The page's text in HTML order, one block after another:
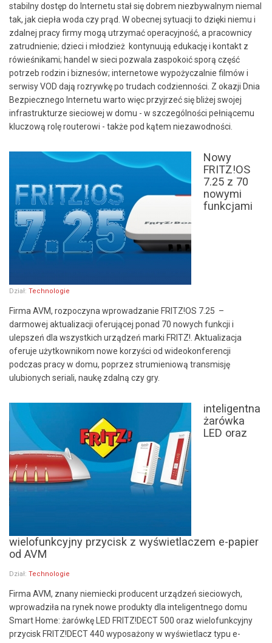
stabilny dostęp do Internetu stał się dobrem niezbywalnym niemal
tak, jak ciepła woda czy prąd. W obecnej sytuacji to dzięki niemu i
zdalnej pracy firmy mogą utrzymać operacyjność, a pracownicy
zatrudnienie; dzieci i młodzież kontynuują edukację i kontakt z
rówieśnikami; handel w sieci pozwala zaspokoić sporą część
potrzeb rodzin i biznesów; internetowe wypożyczalnie filmów i
serwisy VOD dają rozrywkę po trudach codzienności. Z okazji Dnia
Bezpiecznego Internetu warto więc przyjrzeć się bliżej swojej
infrastrukturze sieciowej w domu - w szczególności pełniącemu
kluczową rolę routerowi - także pod kątem niezawodności.
Nowy
FRITZ!OS
7.25 z 70
nowymi
funkcjami
Dział: Technologie
Firma AVM, rozpoczyna wprowadzanie FRITZ!OS 7.25 –
darmowej aktualizacji oferującej ponad 70 nowych funkcji i
ulepszeń dla wszystkich urządzeń marki FRITZ!. Aktualizacja
oferuje użytkownikom nowe korzyści od wideokonferencji
podczas pracy w domu, poprzez strumieniową transmisję
ulubionych seriali, naukę zdalną czy gry.
inteligentna
żarówka
LED oraz
wielofunkcyjny przycisk z wyświetlaczem e-papier
od AVM
Dział: Technologie
Firma AVM, znany niemiecki producent urządzeń sieciowych,
wprowadziła na rynek nowe produkty dla inteligentnego domu
Smart Home: żarówkę LED FRITZ!DECT 500 oraz wielofunkcyjny
przycisk FRITZ!DECT 440 wyposażony w wyświetlacz typu e-